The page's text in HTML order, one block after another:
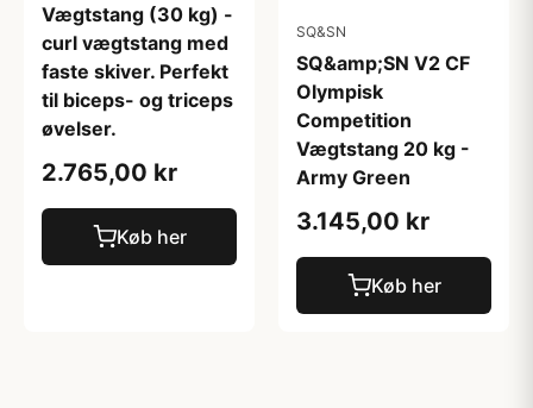
Vægtstang (30 kg) -
curl vægtstang med
faste skiver. Perfekt
til biceps- og triceps
øvelser.
2.765,00 kr
Køb her
SQ&SN
SQ&amp;SN V2 CF
Olympisk
Competition
Vægtstang 20 kg -
Army Green
3.145,00 kr
Køb her